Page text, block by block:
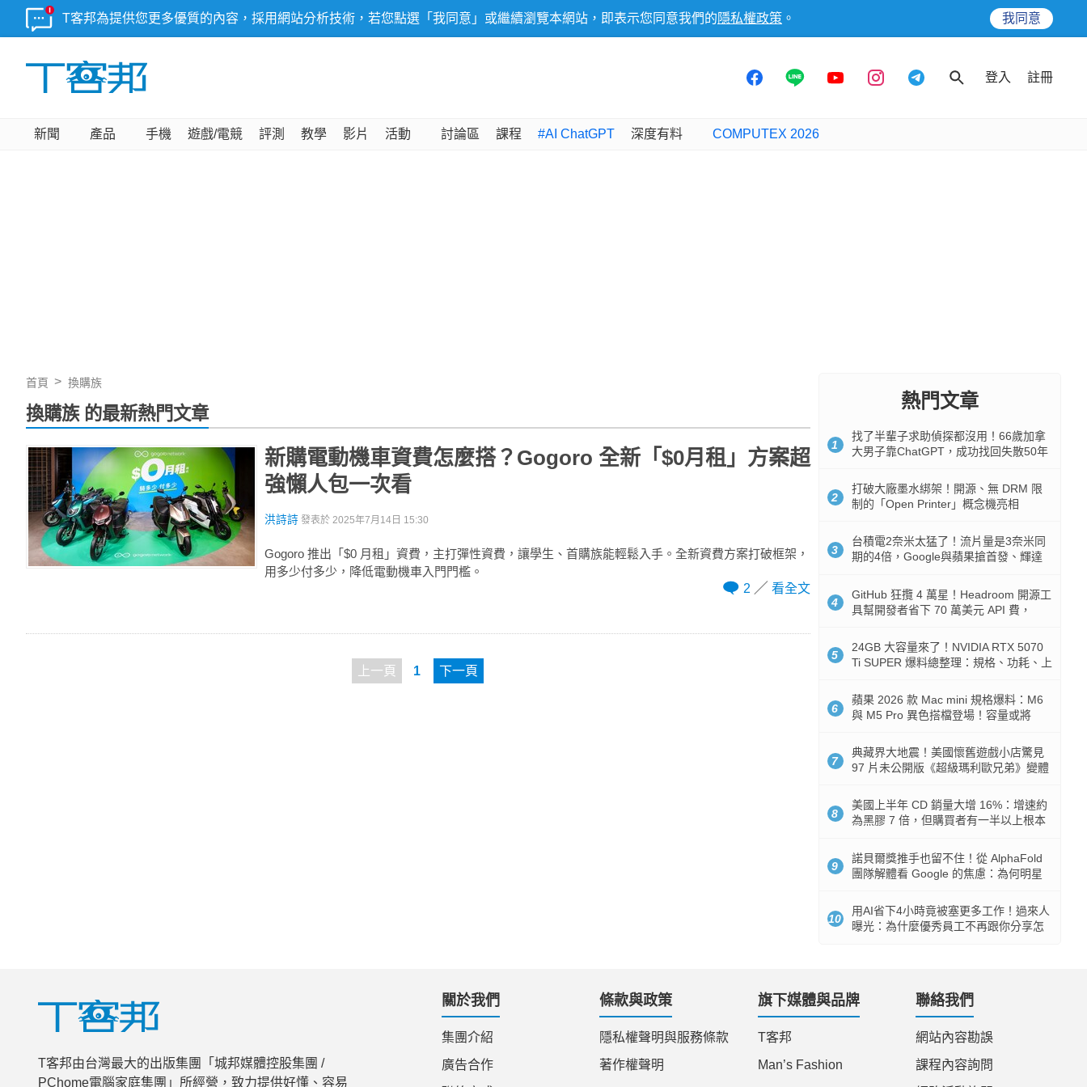
T客邦為提供您更多優質的內容，採用網站分析技術，若您點選「我同意」或繼續瀏覽本網站，即表示您同意我們的 隱私權政策 。 我同意
登入 註冊
新聞 產品 手機 遊戲/電競 評測 教學 影片 活動 討論區 課程 #AI ChatGPT 深度有料 COMPUTEX 2026
首頁 換購族
換購族 的最新熱門文章
新購電動機車資費怎麼搭？Gogoro 全新「$0月租」方案超
強懶人包一次看
洪詩詩 發表於 2025年7月14日 15:30
Gogoro 推出「$0 月租」資費，主打彈性資費，讓學生、首購族能輕鬆入手。全新資費方案打破框架，
用多少付多少，降低電動機車入門門檻。
2
看全文
上一頁 1 下一頁
熱門文章
1
找了半輩子求助偵探都沒用！66歲加拿
大男子靠ChatGPT，成功找回失散50年
2
打破大廠墨水綁架！開源、無 DRM 限
制的「Open Printer」概念機亮相
3
台積電2奈米太猛了！流片量是3奈米同
期的4倍，Google與蘋果搶首發、輝達
4
GitHub 狂攬 4 萬星！Headroom 開源工
具幫開發者省下 70 萬美元 API 費，
5
24GB 大容量來了！NVIDIA RTX 5070
Ti SUPER 爆料總整理：規格、功耗、上
6
蘋果 2026 款 Mac mini 規格爆料：M6
與 M5 Pro 異色搭檔登場！容量或將
7
典藏界大地震！美國懷舊遊戲小店驚見
97 片未公開版《超級瑪利歐兄弟》變體
8
美國上半年 CD 銷量大增 16%：增速約
為黑膠 7 倍，但購買者有一半以上根本
9
諾貝爾獎推手也留不住！從 AlphaFold
團隊解體看 Google 的焦慮：為何明星
10
用AI省下4小時竟被塞更多工作！過來人
曝光：為什麼優秀員工不再跟你分享怎
T客邦由台灣最大的出版集團「城邦媒體控股集團 /
PChome電腦家庭集團」所經營，致力提供好懂、容易
關於我們
集團介紹
廣告合作
條款與政策
隱私權聲明與服務條款
著作權聲明
旗下媒體與品牌
T客邦
Man’s Fashion
聯絡我們
網站內容勘誤
課程內容詢問